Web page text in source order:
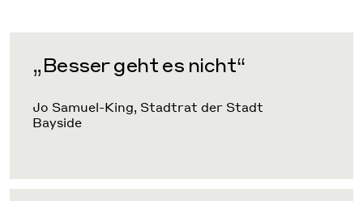
„Besser geht es nicht“
Jo Samuel-King, Stadtrat der Stadt
Bayside